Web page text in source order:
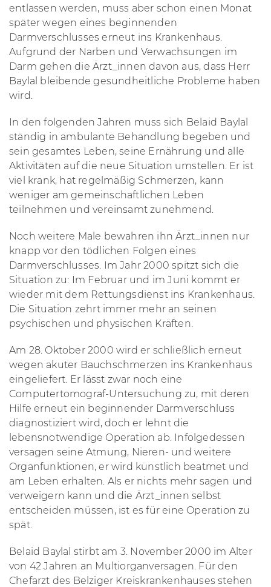
entlassen werden, muss aber schon einen Monat
später wegen eines beginnenden
Darmverschlusses erneut ins Krankenhaus.
Aufgrund der Narben und Verwachsungen im
Darm gehen die Ärzt_innen davon aus, dass Herr
Baylal bleibende gesundheitliche Probleme haben
wird.
In den folgenden Jahren muss sich Belaid Baylal
ständig in ambulante Behandlung begeben und
sein gesamtes Leben, seine Ernährung und alle
Aktivitäten auf die neue Situation umstellen. Er ist
viel krank, hat regelmäßig Schmerzen, kann
weniger am gemeinschaftlichen Leben
teilnehmen und vereinsamt zunehmend.
Noch weitere Male bewahren ihn Ärzt_innen nur
knapp vor den tödlichen Folgen eines
Darmverschlusses. Im Jahr 2000 spitzt sich die
Situation zu: Im Februar und im Juni kommt er
wieder mit dem Rettungsdienst ins Krankenhaus.
Die Situation zehrt immer mehr an seinen
psychischen und physischen Kräften.
Am 28. Oktober 2000 wird er schließlich erneut
wegen akuter Bauchschmerzen ins Krankenhaus
eingeliefert. Er lässt zwar noch eine
Computertomograf-Untersuchung zu, mit deren
Hilfe erneut ein beginnender Darmverschluss
diagnostiziert wird, doch er lehnt die
lebensnotwendige Operation ab. Infolgedessen
versagen seine Atmung, Nieren- und weitere
Organfunktionen, er wird künstlich beatmet und
am Leben erhalten. Als er nichts mehr sagen und
verweigern kann und die Ärzt_innen selbst
entscheiden müssen, ist es für eine Operation zu
spät.
Belaid Baylal stirbt am 3. November 2000 im Alter
von 42 Jahren an Multiorganversagen. Für den
Chefarzt des Belziger Kreiskrankenhauses stehen